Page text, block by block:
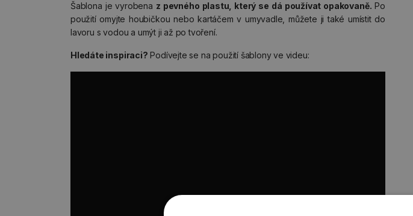
Šablona je vyrobena z pevného plastu, který se dá používat opakovaně. Po
použití omyjte houbičkou nebo kartáčem v umyvadle, můžete ji také umístit do
lavoru s vodou a umýt ji až po tvoření.
Hledáte inspiraci? Podívejte se na použití šablony ve videu: